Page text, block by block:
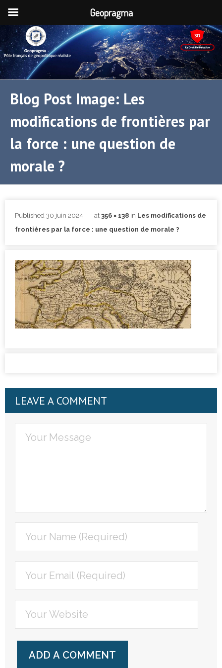
Blog Post Image: Les
modifications de frontières par
la force : une question de
morale ?
Published 30 juin 2024 at 356 × 138 in Les modifications de
frontières par la force : une question de morale ?
LEAVE A COMMENT
Geopragma